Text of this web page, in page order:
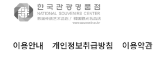
이용안내 개인정보취급방침 이용약관